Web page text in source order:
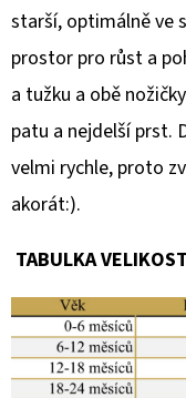
starší, optimálně ve
prostor pro růst a
a tužku a obě
patu a nejdelší prst.
velmi rychle, proto
akorát:).
TABULKA